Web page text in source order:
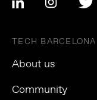
TECH BARCELONA
About us
Community